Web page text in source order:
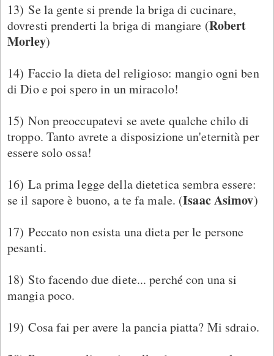
13) Se la gente si prende la briga di cucinare,
dovresti prenderti la briga di mangiare (Robert
Morley)
14) Faccio la dieta del religioso: mangio ogni ben
di Dio e poi spero in un miracolo!
15) Non preoccupatevi se avete qualche chilo di
troppo. Tanto avrete a disposizione un'eternità per
essere solo ossa!
16) La prima legge della dietetica sembra essere:
se il sapore è buono, a te fa male. (Isaac Asimov)
17) Peccato non esista una dieta per le persone
pesanti.
18) Sto facendo due diete... perché con una si
mangia poco.
19) Cosa fai per avere la pancia piatta? Mi sdraio.